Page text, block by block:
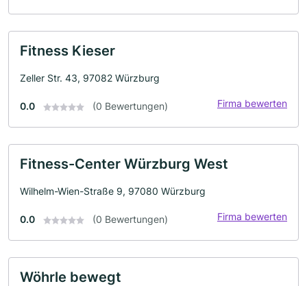
Fitness Kieser
Zeller Str. 43, 97082 Würzburg
0.0 (0 Bewertungen) Firma bewerten
Fitness-Center Würzburg West
Wilhelm-Wien-Straße 9, 97080 Würzburg
0.0 (0 Bewertungen) Firma bewerten
Wöhrle bewegt